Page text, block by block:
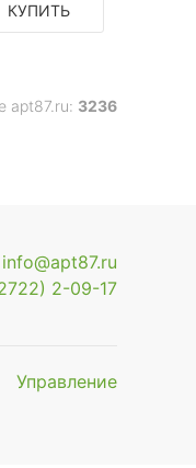
КУПИТЬ
apt87.ru: 3236
info@apt87.ru
2-09-17
Управление